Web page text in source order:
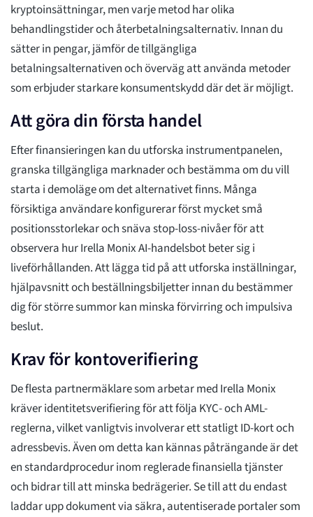
kryptoinsättningar, men varje metod har olika
behandlingstider och återbetalningsalternativ. Innan du
sätter in pengar, jämför de tillgängliga
betalningsalternativen och överväg att använda metoder
som erbjuder starkare konsumentskydd där det är möjligt.
Att göra din första handel
Efter finansieringen kan du utforska instrumentpanelen,
granska tillgängliga marknader och bestämma om du vill
starta i demoläge om det alternativet finns. Många
försiktiga användare konfigurerar först mycket små
positionsstorlekar och snäva stop-loss-nivåer för att
observera hur Irella Monix AI-handelsbot beter sig i
liveförhållanden. Att lägga tid på att utforska inställningar,
hjälpavsnitt och beställningsbiljetter innan du bestämmer
dig för större summor kan minska förvirring och impulsiva
beslut.
Krav för kontoverifiering
De flesta partnermäklare som arbetar med Irella Monix
kräver identitetsverifiering för att följa KYC- och AML-
reglerna, vilket vanligtvis involverar ett statligt ID-kort och
adressbevis. Även om detta kan kännas påträngande är det
en standardprocedur inom reglerade finansiella tjänster
och bidrar till att minska bedrägerier. Se till att du endast
laddar upp dokument via säkra, autentiserade portaler som